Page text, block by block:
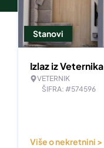
Stanovi
Izlaz iz Veternika
VETERNIK
ŠIFRA: #574596
Više o nekretnini >